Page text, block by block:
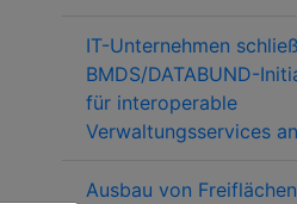
IT-Unternehmen
BMDS/DATABUND-
für interoperable
Verwaltungsservices an
Ausbau von